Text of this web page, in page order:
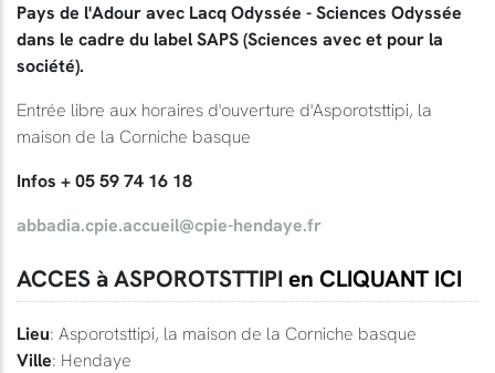
Pays de l'Adour avec Lacq Odyssée - Sciences Odyssée
dans le cadre du label SAPS (Sciences avec et pour la
société).
Entrée libre aux horaires d'ouverture d'Asporotsttipi, la
maison de la Corniche basque
Infos + 05 59 74 16 18
abbadia.cpie.accueil@cpie-hendaye.fr
ACCES à ASPOROTSTTIPI en CLIQUANT ICI
Lieu: Asporotsttipi, la maison de la Corniche basque
Ville: Hendaye